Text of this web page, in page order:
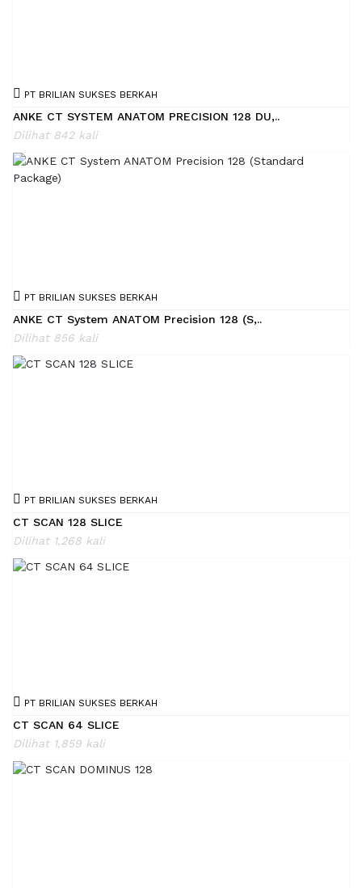
PT BRILIAN SUKSES BERKAH
ANKE CT SYSTEM ANATOM PRECISION 128 DU,..
Dilihat 842 kali
PT BRILIAN SUKSES BERKAH
ANKE CT System ANATOM Precision 128 (S,..
Dilihat 856 kali
PT BRILIAN SUKSES BERKAH
CT SCAN 128 SLICE
Dilihat 1,268 kali
PT BRILIAN SUKSES BERKAH
CT SCAN 64 SLICE
Dilihat 1,859 kali